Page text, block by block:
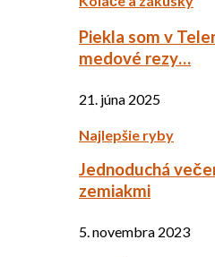
Piekla som v
medové rezy…
21. júna 2025
Najlepšie ryby
Jednoduchá
zemiakmi
5. novembra 2023